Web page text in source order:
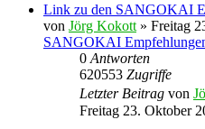
Link zu den SANGOKAI
von Jörg Kokott » Freitag
SANGOKAI
0 Antworten
620553 Zugriffe
Letzter Beitrag von
Freitag 23. Oktober